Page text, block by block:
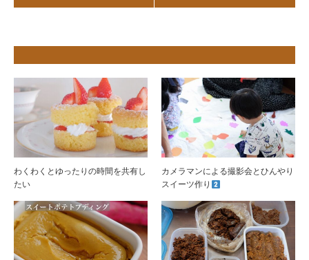
わくわくとゆったりの時間を共有し
たい
カメラマンによる撮影会とひんやり
スイーツ作り